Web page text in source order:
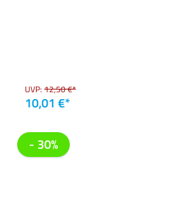
UVP: 12,50 €*
10,01 €*
- 30%